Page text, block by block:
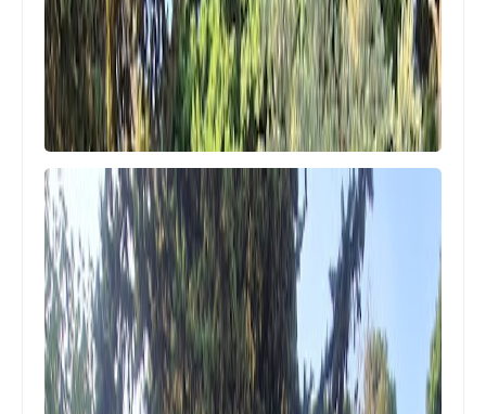
الرياضة
بايرن ميونخ يحسم صفقة كين